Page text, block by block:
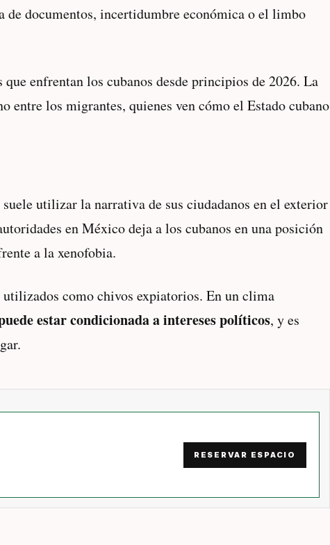
de documentos, incertidumbre económica o el limbo
enfrentan los cubanos desde principios de 2026. La
entre los migrantes, quienes ven cómo el Estado cubano
utilizar la narrativa de sus ciudadanos en el exterior
en México deja a los cubanos en una posición
a la xenofobia.
utilizados como chivos expiatorios. En un clima
estar condicionada a intereses políticos, y es
RESERVAR ESPACIO